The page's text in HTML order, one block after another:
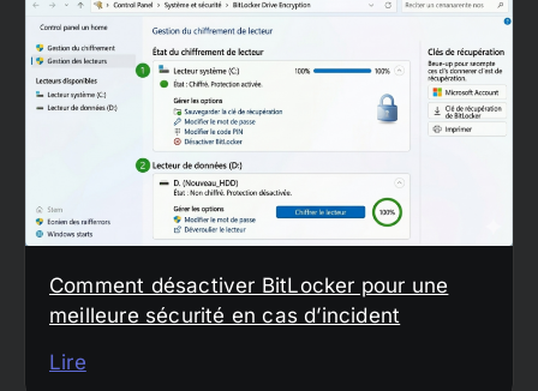
Comment désactiver BitLocker pour une
meilleure sécurité en cas d’incident
Lire